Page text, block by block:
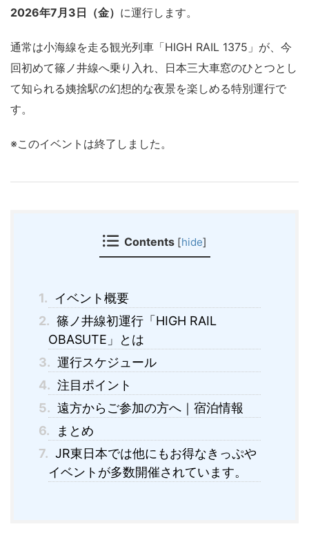
2026年7月3日（金） に運行します。
通常は小海線を走る観光列車「HIGH RAIL 1375」が、今
回初めて篠ノ井線へ乗り入れ、日本三大車窓のひとつとし
て知られる姨捨駅の幻想的な夜景を楽しめる特別運行で
す。
※このイベントは終了しました。
Contents [hide]
1.
イベント概要
2. 篠ノ井線初運行「HIGH RAIL
OBASUTE」とは
3. 運行スケジュール
4. 注目ポイント
5. 遠方からご参加の方へ｜宿泊情報
6.
まとめ
7. JR東日本では他にもお得なきっぷや
イベントが多数開催されています。